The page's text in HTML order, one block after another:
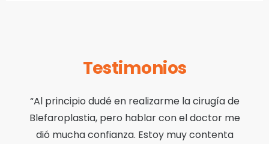
Testimonios
“Al principio dudé en realizarme la cirugía de
Blefaroplastia, pero hablar con el doctor me
dió mucha confianza. Estoy muy contenta